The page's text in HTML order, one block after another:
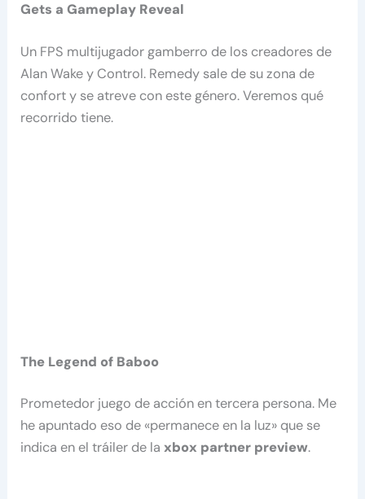
Gets a Gameplay Reveal
Un FPS multijugador gamberro de los creadores de
Alan Wake y Control. Remedy sale de su zona de
confort y se atreve con este género. Veremos qué
recorrido tiene.
The Legend of Baboo
Prometedor juego de acción en tercera persona. Me
he apuntado eso de «permanece en la luz» que se
indica en el tráiler de laxbox partner preview.